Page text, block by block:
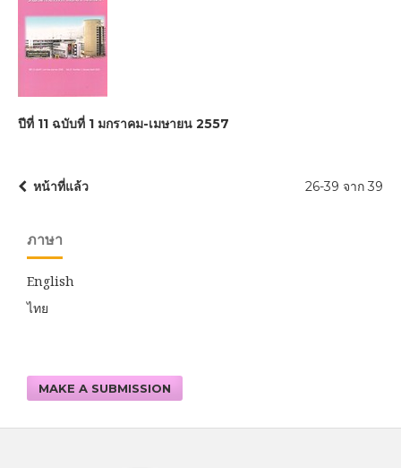
ปีที่ 11 ฉบับที่ 1 มกราคม-เมษายน 2557
หน้าที่แล้ว 26-39 จาก 39
ภาษา
English
ไทย
MAKE A SUBMISSION